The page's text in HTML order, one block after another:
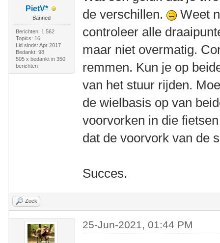
PietV*
Banned
Berichten: 1.562
Topics: 16
Lid sinds: Apr 2017
Bedankt: 98
505 x bedankt in 350
berichten
de verschillen.
Weet
controleer alle
maar niet overmatig.
remmen. Kun je op
van het stuur rijden.
de wielbasis op van
voorvorken in die
dat de voorvork van de
Succes.
Zoek
25-Jun-2021, 01:44 PM